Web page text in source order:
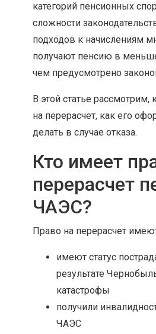
категорий пенсионных
сложности
подходов к начислениям
получают пенсию в
чем предусмотрено
В этой статье рассмотрим,
на перерасчет, как его
делать в случае отказа.
Кто имеет
перерасчет
ЧАЭС?
Право на перерасчет
имеют статус
результате
катастрофы
получили
ЧАЭС